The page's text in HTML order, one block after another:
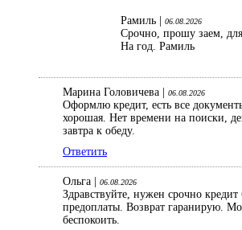
Рамиль | 06.08.2026
Срочно, прошу заем,
На год. Рамиль
Марина Головичева | 06.08.2026
Оформлю кредит, есть все
хорошая. Нет времени на поиски,
завтра к обеду.
Ответить
Ольга | 06.08.2026
Здравствуйте, нужен срочно кредит
предоплаты. Возврат гаранирую.
беспокоить.